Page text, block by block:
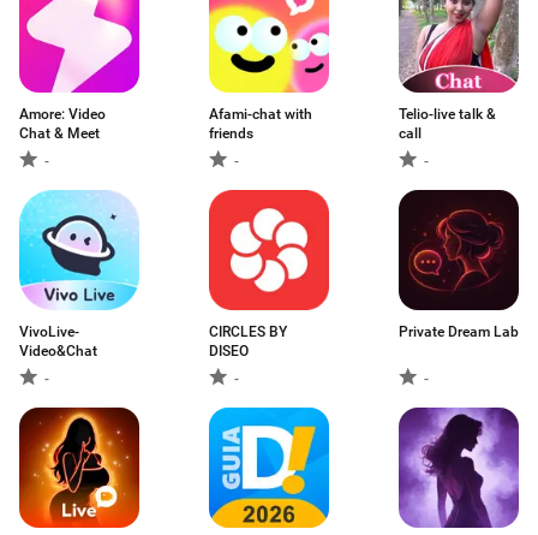
Amore: Video
Chat & Meet
-
Afami-chat with
friends
-
Telio-live talk &
call
-
VivoLive-
Video&Chat
-
CIRCLES BY
DISEO
-
Private Dream Lab
-